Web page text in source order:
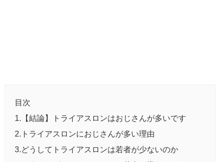
目次
1.【結論】トライアスロンはおじさんが多いです
2.トライアスロンにおじさんが多い理由
3.どうしてトライアスロンは若者が少ないのか